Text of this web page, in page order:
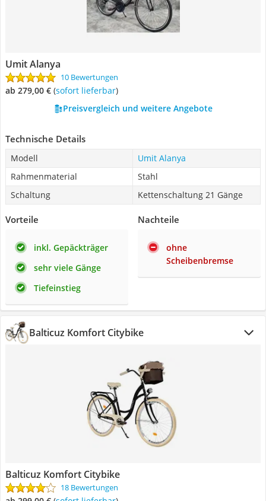
Umit Alanya
10 Bewertungen
ab 279,00 € ( Sofort lieferbar)
Preisvergleich und weitere Angebote
Technische Details
Modell
Umit Alanya
Rahmenmaterial
Stahl
Schaltung
Kettenschaltung 21 Gänge
Vorteile
inkl. Gepäckträger
sehr viele Gänge
Tiefeinstieg
Nachteile
ohne
Scheibenbremse
Balticuz Komfort Citybike
Balticuz Komfort Citybike
18 Bewertungen